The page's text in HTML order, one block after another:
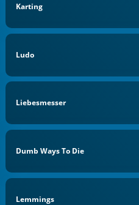
Karting
Ludo
Liebesmesser
Dumb Ways To Die
Lemmings